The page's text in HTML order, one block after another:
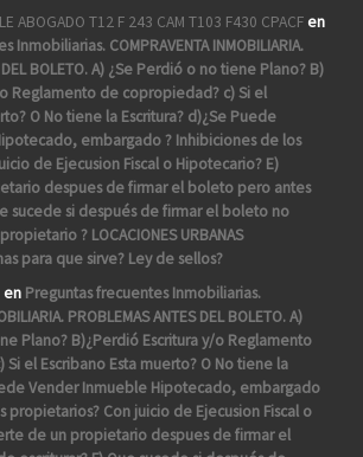
ABOGADO T12 F 243 CAM T103 F430 CPACFen
Inmobiliarias. COMPRAVENTA INMOBILIARIA.
DEL BOLETO. A) ¿Se Perdió o no tiene Plano? B)
Reglamento de copropiedad? c) Si el
O No tiene la Escritura? d)¿Se Puede
embargado ? Inhibiciones de los
de Ejecusion Fiscal o Hipotecario? E)
despues de firmar el boleto pero antes
sucede si después de firmar el boleto no
? LOCACIONES URBANAS
para que sirve? Ley de sellos?
en Preguntas frecuentes Inmobiliarias.
PROBLEMAS ANTES DEL BOLETO. A)
Plano? B)¿Perdió Escritura y/o Reglamento
el Escribano Esta muerto? O No tiene la
Vender Inmueble Hipotecado, embargado
propietarios? Con juicio de Ejecusion Fiscal o
de un propietario despues de firmar el